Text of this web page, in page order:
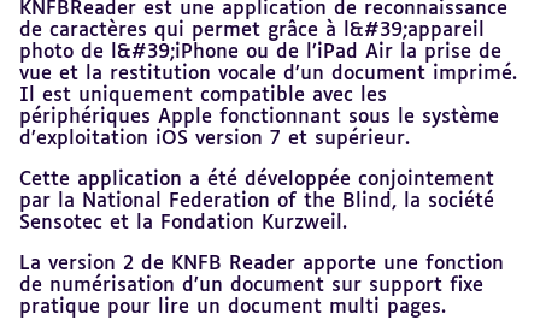
KNFBReader est une application de reconnaissance
de caractères qui permet grâce à l&#39;appareil
photo de l&#39;iPhone ou de l’iPad Air la prise de
vue et la restitution vocale d’un document imprimé.
Il est uniquement compatible avec les
périphériques Apple fonctionnant sous le système
d’exploitation iOS version 7 et supérieur.
Cette application a été développée conjointement
par la National Federation of the Blind, la société
Sensotec et la Fondation Kurzweil.
La version 2 de KNFB Reader apporte une fonction
de numérisation d’un document sur support fixe
pratique pour lire un document multi pages.